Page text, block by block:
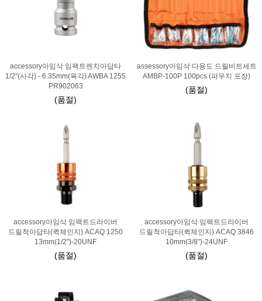
accessory아임삭 임팩트렌치아답타
1/2"(사각) - 6.35mm(육각) AWBA 1255
PR902063
(품절)
assessory아임삭 다용도 드릴비트세트
AMBP-100P 100pcs (파우치 포장)
(품절)
accessory아임삭 임팩트드라이버
드릴척아답타(퀵체인지) ACAQ 1250
13mm(1/2")-20UNF
(품절)
accessory아임삭 임팩트드라이버
드릴척아답타(퀵체인지) ACAQ 3846
10mm(3/8")-24UNF
(품절)